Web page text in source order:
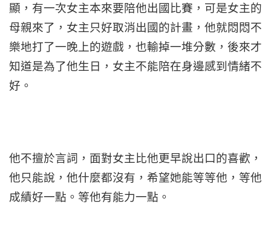
顯，有一次女主本來要陪他出國比賽，可是女主的
母親來了，女主只好取消出國的計畫，他就悶悶不
樂地打了一晚上的遊戲，也輸掉一堆分數，後來才
知道是為了他生日，女主不能陪在身邊感到情緒不
好。
他不擅於言詞，面對女主比他更早說出口的喜歡，
他只能說，他什麼都沒有，希望她能等等他，等他
成績好一點。等他有能力一點。